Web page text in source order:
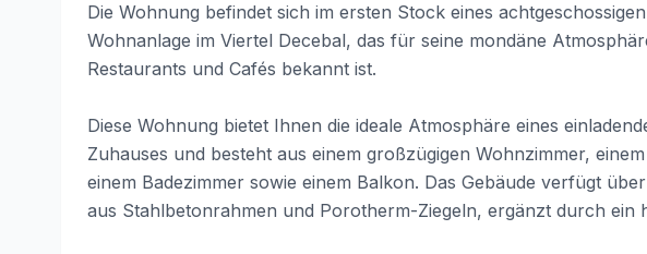
Die Wohnung befindet sich im ersten Stock eines
Wohnanlage im Viertel Decebal, das für seine mondäne
Restaurants und Cafés bekannt ist.
Diese Wohnung bietet Ihnen die ideale Atmosphäre eines
Zuhauses und besteht aus einem großzügigen Wohnzimmer,
einem Badezimmer sowie einem Balkon. Das Gebäude verfügt
aus Stahlbetonrahmen und Porotherm-Ziegeln, ergänzt durch ein